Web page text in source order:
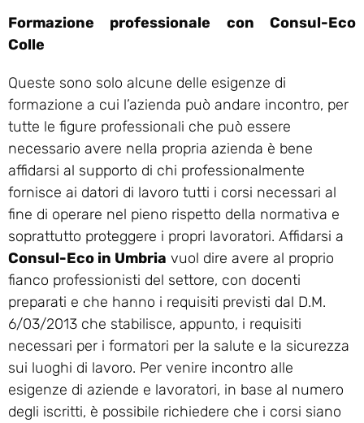
Formazione professionale con Consul-Eco
Colle
Queste sono solo alcune delle esigenze di
formazione a cui l’azienda può andare incontro, per
tutte le figure professionali che può essere
necessario avere nella propria azienda è bene
affidarsi al supporto di chi professionalmente
fornisce ai datori di lavoro tutti i corsi necessari al
fine di operare nel pieno rispetto della normativa e
soprattutto proteggere i propri lavoratori. Affidarsi a
Consul-Eco in Umbria vuol dire avere al proprio
fianco professionisti del settore, con docenti
preparati e che hanno i requisiti previsti dal D.M.
6/03/2013 che stabilisce, appunto, i requisiti
necessari per i formatori per la salute e la sicurezza
sui luoghi di lavoro. Per venire incontro alle
esigenze di aziende e lavoratori, in base al numero
degli iscritti, è possibile richiedere che i corsi siano